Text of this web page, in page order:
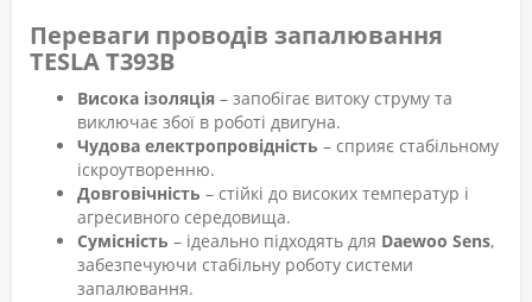
Переваги проводів запалювання
TESLA T393B
Висока ізоляція – запобігає витоку струму та
виключає збої в роботі двигуна.
Чудова електропровідність – сприяє стабільному
іскроутворенню.
Довговічність – стійкі до високих температур і
агресивного середовища.
Сумісність – ідеально підходять для Daewoo Sens,
забезпечуючи стабільну роботу системи
запалювання.